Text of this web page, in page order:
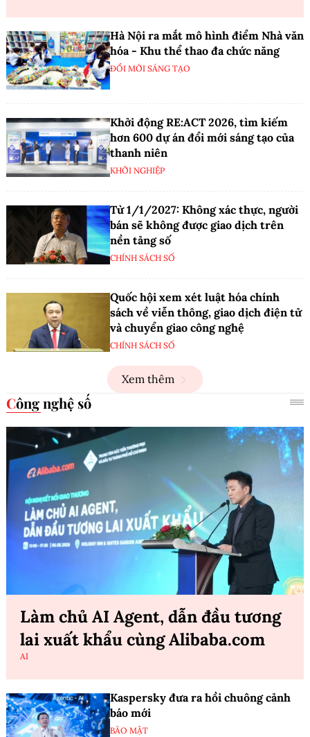
Hà Nội ra mắt mô hình điểm Nhà văn
hóa - Khu thể thao đa chức năng
ĐỔI MỚI SÁNG TẠO
Khởi động RE:ACT 2026, tìm kiếm
hơn 600 dự án đổi mới sáng tạo của
thanh niên
KHỞI NGHIỆP
Từ 1/1/2027: Không xác thực, người
bán sẽ không được giao dịch trên
nền tảng số
CHÍNH SÁCH SỐ
Quốc hội xem xét luật hóa chính
sách về viễn thông, giao dịch điện tử
và chuyển giao công nghệ
CHÍNH SÁCH SỐ
Xem thêm
Công nghệ số
Làm chủ AI Agent, dẫn đầu tương
lai xuất khẩu cùng Alibaba.com
AI
Kaspersky đưa ra hồi chuông cảnh
báo mới
BẢO MẬT